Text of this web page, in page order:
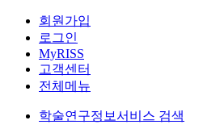
회원가입
로그인
MyRISS
고객센터
전체메뉴
학술연구정보서비스 검색